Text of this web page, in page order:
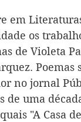
em
os
de Violeta
Poemas
no jornal
uma
"A Casa